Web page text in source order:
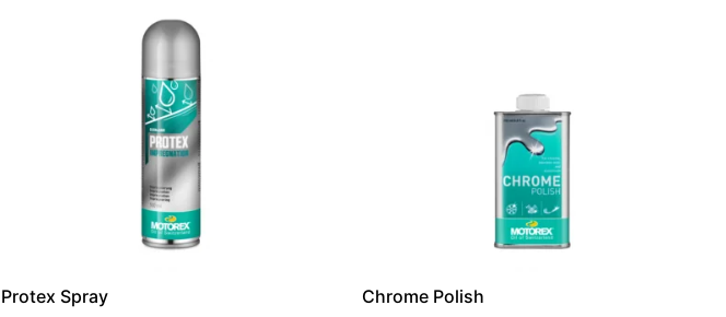
Protex Spray
Chrome Polish